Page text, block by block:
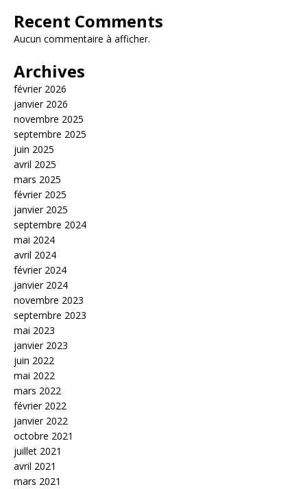
Recent Comments
Aucun commentaire à afficher.
Archives
février 2026
janvier 2026
novembre 2025
septembre 2025
juin 2025
avril 2025
mars 2025
février 2025
janvier 2025
septembre 2024
mai 2024
avril 2024
février 2024
janvier 2024
novembre 2023
septembre 2023
mai 2023
janvier 2023
juin 2022
mai 2022
mars 2022
février 2022
janvier 2022
octobre 2021
juillet 2021
avril 2021
mars 2021